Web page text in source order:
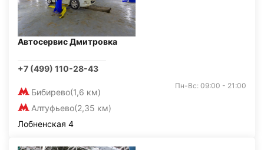
Автосервис Дмитровка
+7 (499) 110-28-43
Бибирево(1,6 км)
Алтуфьево(2,35 км)
Пн-Вс: 09:00 - 21:00
Лобненская 4